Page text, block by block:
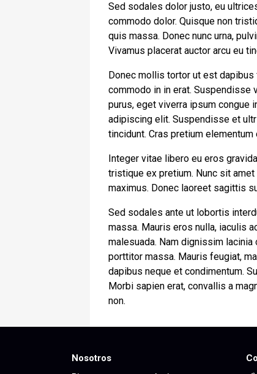
Sed sodales dolor justo, eu
commodo dolor. Quisque non
quis massa. Donec nunc urna,
Vivamus placerat auctor arcu eu
Donec mollis tortor ut est
commodo in in erat. Suspendisse
purus, eget viverra ipsum congue
adipiscing elit. Suspendisse et
tincidunt. Cras pretium elementum
Integer vitae libero eu eros
tristique ex pretium. Nunc sit
maximus. Donec laoreet sagittis
Sed sodales ante ut lobortis
massa. Mauris eros nulla, iaculis
malesuada. Nam dignissim
porttitor massa. Mauris feugiat,
dapibus neque et condimentum.
Morbi sapien erat, convallis a
non.
Nosotros